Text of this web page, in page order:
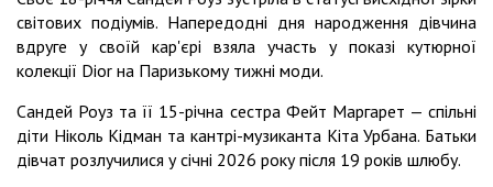
світових подіумів. Напередодні дня народження дівчина
вдруге у своїй кар'єрі взяла участь у показі кутюрної
колекції Dior на Паризькому тижні моди.
Сандей Роуз та її 15-річна сестра Фейт Маргарет — спільні
діти Ніколь Кідман та кантрі-музиканта Кіта Урбана. Батьки
дівчат розлучилися у січні 2026 року після 19 років шлюбу.